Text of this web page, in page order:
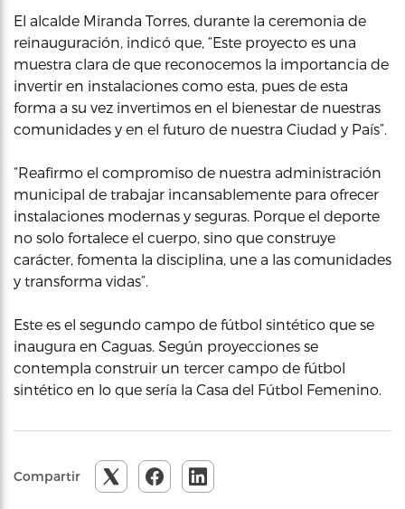
El alcalde Miranda Torres, durante la ceremonia de
reinauguración, indicó que, “Este proyecto es una
muestra clara de que reconocemos la importancia de
invertir en instalaciones como esta, pues de esta
forma a su vez invertimos en el bienestar de nuestras
comunidades y en el futuro de nuestra Ciudad y País”.
“Reafirmo el compromiso de nuestra administración
municipal de trabajar incansablemente para ofrecer
instalaciones modernas y seguras. Porque el deporte
no solo fortalece el cuerpo, sino que construye
carácter, fomenta la disciplina, une a las comunidades
y transforma vidas”.
Este es el segundo campo de fútbol sintético que se
inaugura en Caguas. Según proyecciones se
contempla construir un tercer campo de fútbol
sintético en lo que sería la Casa del Fútbol Femenino.
Compartir